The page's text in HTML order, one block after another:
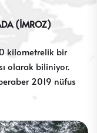
(İMROZ)
kilometrelik bir
olarak biliniyor.
2019 nüfus